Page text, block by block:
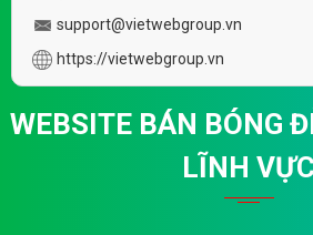
support@vietwebgroup.vn
https://vietwebgroup.vn
WEBSITE BÁN BÓNG
LĨNH VỰC